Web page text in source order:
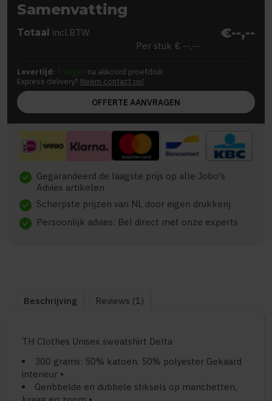
Samenvatting
Totaal incl.BTW €--,--
Per stuk € --,--
Levertijd: 5 dagen na akkoord proefdruk
Express delivery? Neem contact op!
OFFERTE AANVRAGEN
check Gegarandeerd de laagste prijs op alle Jobo's
Advies artikelen
check Scherpste prijzen van NL door eigen drukkerij
check Persoonlijk advies: Bel direct met onze experts
Beschrijving Reviews (1)
TH Clothes Unisex sweatshirt Delta
300 grams: 50% katoen, 50% polyester Gekaard
interieur •
Geribbelde en dubbele stiksels op manchetten,